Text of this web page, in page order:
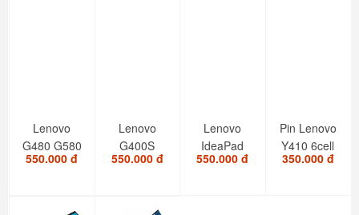
Lenovo
G480 G580
550.000 đ
Lenovo
G400S
G500s
550.000 đ
Lenovo
IdeaPad
S400
550.000 đ
Pin Lenovo
Y410 6cell
OEM
350.000 đ